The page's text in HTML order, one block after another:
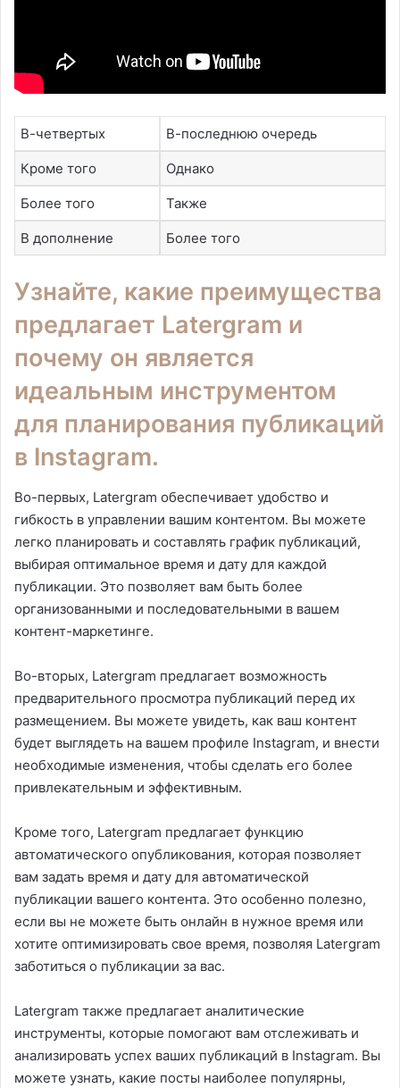
В-четвертых В-последнюю очередь
Кроме того Однако
Более того Также
В дополнение Более того
Узнайте, какие преимущества
предлагает Latergram и
почему он является
идеальным инструментом
для планирования публикаций
в Instagram.
Во-первых, Latergram обеспечивает удобство и
гибкость в управлении вашим контентом. Вы можете
легко планировать и составлять график публикаций,
выбирая оптимальное время и дату для каждой
публикации. Это позволяет вам быть более
организованными и последовательными в вашем
контент-маркетинге.
Во-вторых, Latergram предлагает возможность
предварительного просмотра публикаций перед их
размещением. Вы можете увидеть, как ваш контент
будет выглядеть на вашем профиле Instagram, и внести
необходимые изменения, чтобы сделать его более
привлекательным и эффективным.
Кроме того, Latergram предлагает функцию
автоматического опубликования, которая позволяет
вам задать время и дату для автоматической
публикации вашего контента. Это особенно полезно,
если вы не можете быть онлайн в нужное время или
хотите оптимизировать свое время, позволяя Latergram
заботиться о публикации за вас.
Latergram также предлагает аналитические
инструменты, которые помогают вам отслеживать и
анализировать успех ваших публикаций в Instagram. Вы
можете узнать, какие посты наиболее популярны,